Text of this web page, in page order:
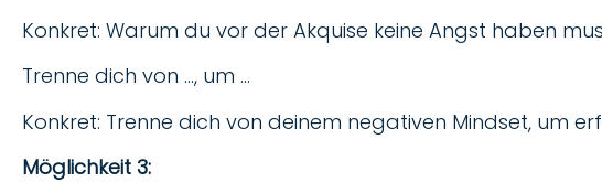
Konkret: Warum du vor der Akquise keine Angst haben
Trenne dich von …, um …
Konkret: Trenne dich von deinem negativen Mindset, um
Möglichkeit 3: